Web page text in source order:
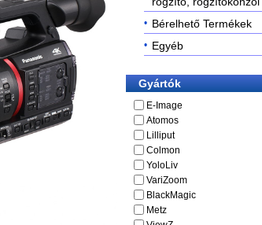
Bérelhető Termékek
Egyéb
Gyártók
E-Image
Atomos
Lilliput
Colmon
YoloLiv
VariZoom
BlackMagic
Metz